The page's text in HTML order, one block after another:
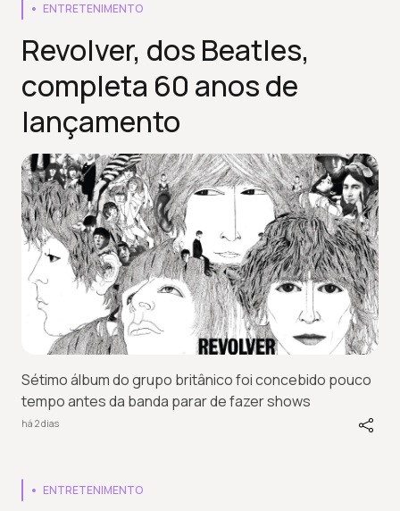
ENTRETENIMENTO
Revolver, dos Beatles,
completa 60 anos de
lançamento
Sétimo álbum do grupo britânico foi concebido pouco
tempo antes da banda parar de fazer shows
há 2 dias
ENTRETENIMENTO